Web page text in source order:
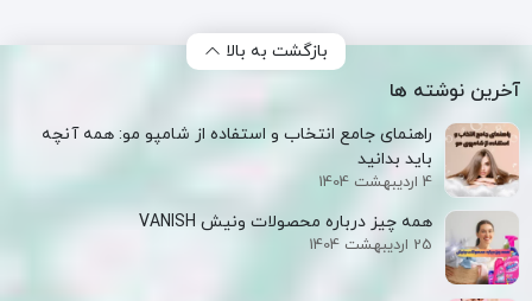
بازگشت به بالا
آخرین نوشته ها
راهنمای جامع انتخاب و استفاده از شامپو مو: همه آنچه
باید بدانید
4 اردیبهشت 1404
همه‌ چیز درباره محصولات ونیش VANISH
25 اردیبهشت 1404